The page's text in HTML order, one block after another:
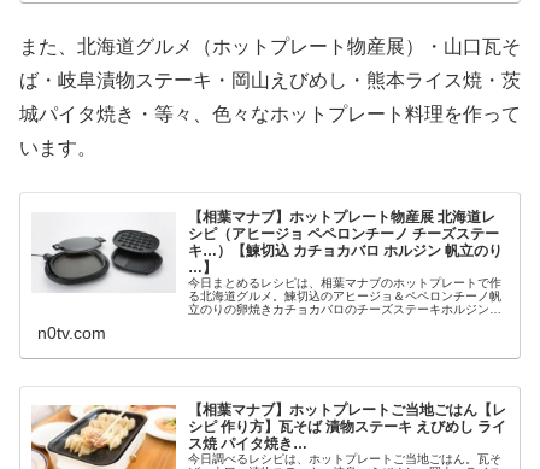
また、北海道グルメ（ホットプレート物産展）・山口瓦そ
ば・岐阜漬物ステーキ・岡山えびめし・熊本ライス焼・茨
城パイタ焼き・等々、色々なホットプレート料理を作って
います。
【相葉マナブ】ホットプレート物産展 北海道レ
シピ（アヒージョ ペペロンチーノ チーズステー
キ…）【鰊切込 カチョカバロ ホルジン 帆立のり
…】
今日まとめるレシピは、相葉マナブのホットプレートで作
る北海道グルメ。鰊切込のアヒージョ＆ペペロンチーノ帆
立のりの卵焼きカチョカバロのチーズステーキホルジン鮭
n0tv.com
【相葉マナブ】ホットプレートご当地ごはん【レ
シピ 作り方】瓦そば 漬物ステーキ えびめし ライ
ス焼 パイタ焼き…
今日調べるレシピは、ホットプレートご当地ごはん。瓦そ